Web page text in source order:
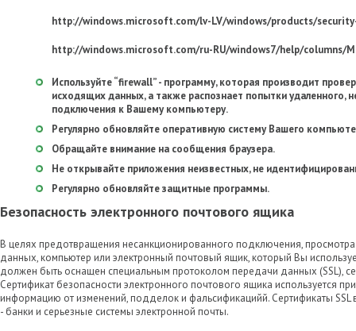
http://windows.microsoft.com/lv-LV/windows/products/
http://windows.microsoft.com/ru-RU/windows7/help/columns/
Используйте “firewall” - программу, которая производит
исходящих данных, а также распознает попытки удаленного,
подключения к Вашему компьютеру.
Регулярно обновляйте оперативную систему Вашего
Обращайте внимание на сообщения браузера.
Не открывайте приложения неизвестных, не
Регулярно обновляйте защитные программы.
Безопасность электронного почтового ящика
В целях предотвращения несанкционированного подключения,
данных, компьютер или электронный почтовый ящик, который Вы
должен быть оснащен специальным протоколом передачи данных (SSL),
Сертификат безопасности электронного почтового ящика используется
информацию от изменений, подделок и фальсификацийй. Сертификаты SSL
- банки и серьезные системы электронной почты.